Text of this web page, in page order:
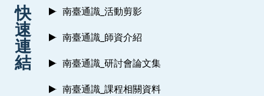
快
速
連
結
南臺通識_活動剪影
南臺通識_師資介紹
南臺通識_研討會論文集
南臺通識_課程相關資料